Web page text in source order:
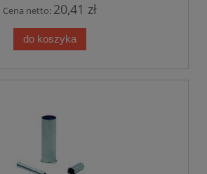
Cena netto: 20,41 zł
do koszyka